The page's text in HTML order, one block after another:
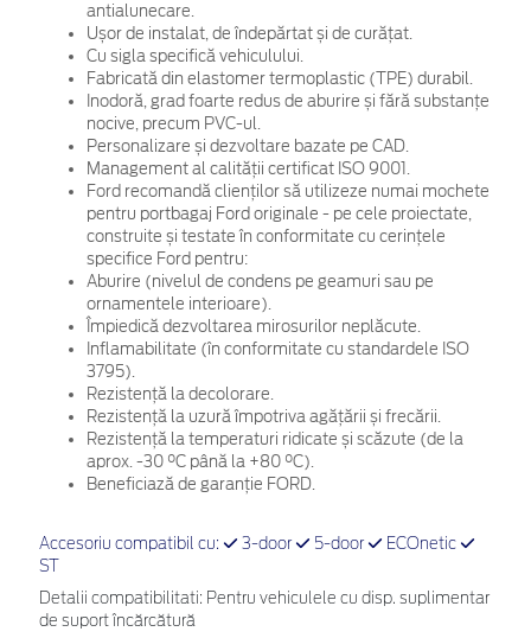
antialunecare.
Ușor de instalat, de îndepărtat și de curățat.
Cu sigla specifică vehiculului.
Fabricată din elastomer termoplastic (TPE) durabil.
Inodoră, grad foarte redus de aburire și fără substanțe
nocive, precum PVC-ul.
Personalizare și dezvoltare bazate pe CAD.
Management al calității certificat ISO 9001.
Ford recomandă clienților să utilizeze numai mochete
pentru portbagaj Ford originale - pe cele proiectate,
construite și testate în conformitate cu cerințele
specifice Ford pentru:
Aburire (nivelul de condens pe geamuri sau pe
ornamentele interioare).
Împiedică dezvoltarea mirosurilor neplăcute.
Inflamabilitate (în conformitate cu standardele ISO
3795).
Rezistență la decolorare.
Rezistență la uzură împotriva agățării și frecării.
Rezistență la temperaturi ridicate și scăzute (de la
aprox. -30 °C până la +80 °C).
Beneficiază de garanție FORD.
Accesoriu compatibil cu: 3-door 5-door
ECOnetic
ST
Detalii compatibilitati: Pentru vehiculele cu disp. suplimentar
de suport încărcătură